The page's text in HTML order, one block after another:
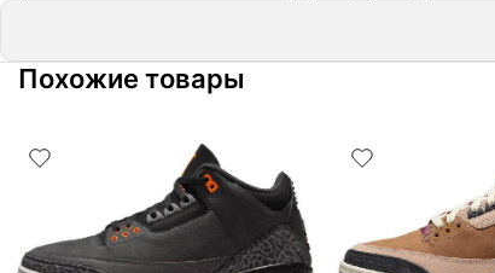
Похожие товары